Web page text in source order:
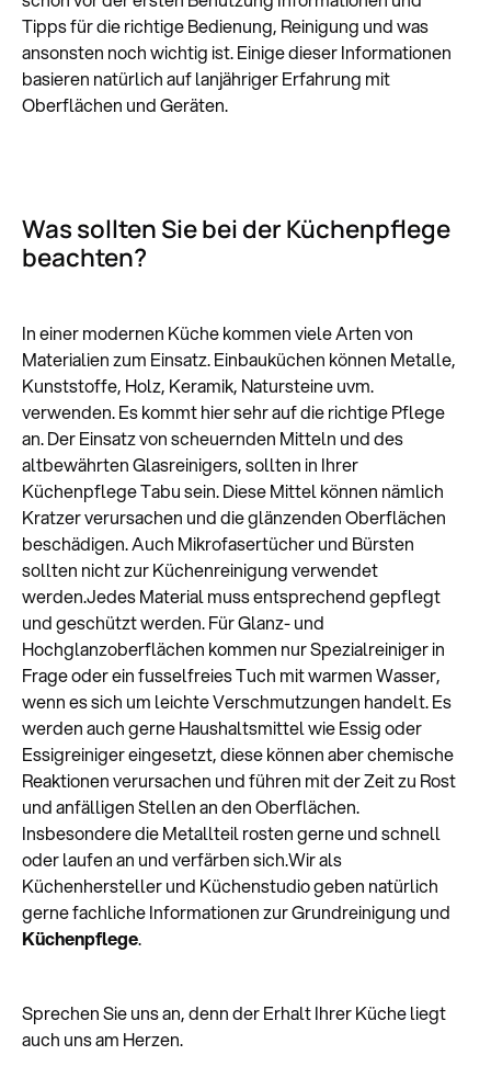
Tipps für die richtige Bedienung, Reinigung und was
ansonsten noch wichtig ist. Einige dieser Informationen
basieren natürlich auf lanjähriger Erfahrung mit
Oberflächen und Geräten.
Was sollten Sie bei der Küchenpflege
beachten?
In einer modernen Küche kommen viele Arten von
Materialien zum Einsatz. Einbauküchen können Metalle,
Kunststoffe, Holz, Keramik, Natursteine uvm.
verwenden. Es kommt hier sehr auf die richtige Pflege
an. Der Einsatz von scheuernden Mitteln und des
altbewährten Glasreinigers, sollten in Ihrer
Küchenpflege Tabu sein. Diese Mittel können nämlich
Kratzer verursachen und die glänzenden Oberflächen
beschädigen. Auch Mikrofasertücher und Bürsten
sollten nicht zur Küchenreinigung verwendet
werden.Jedes Material muss entsprechend gepflegt
und geschützt werden. Für Glanz- und
Hochglanzoberflächen kommen nur Spezialreiniger in
Frage oder ein fusselfreies Tuch mit warmen Wasser,
wenn es sich um leichte Verschmutzungen handelt. Es
werden auch gerne Haushaltsmittel wie Essig oder
Essigreiniger eingesetzt, diese können aber chemische
Reaktionen verursachen und führen mit der Zeit zu Rost
und anfälligen Stellen an den Oberflächen.
Insbesondere die Metallteil rosten gerne und schnell
oder laufen an und verfärben sich.Wir als
Küchenhersteller und Küchenstudio geben natürlich
gerne fachliche Informationen zur Grundreinigung und
Küchenpflege.
Sprechen Sie uns an, denn der Erhalt Ihrer Küche liegt
auch uns am Herzen.